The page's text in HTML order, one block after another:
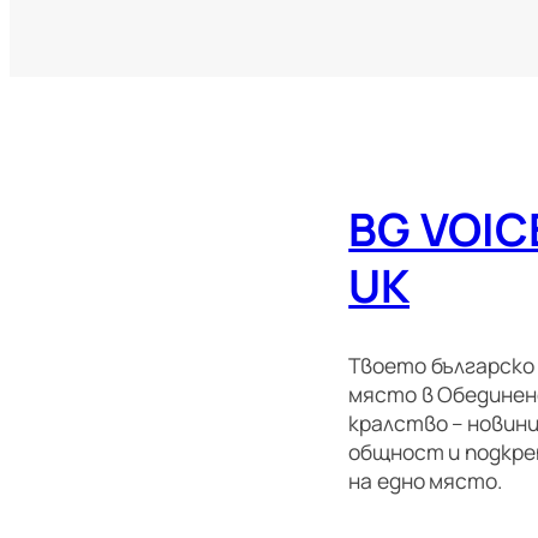
BG
UK
Твоето българско
място в
кралство –
общност и
на едно място.